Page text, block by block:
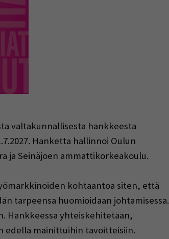
valtakunnallisesta hankkeesta
Hanketta hallinnoi Oulun
ja Seinäjoen ammattikorkeakoulu.
kohtaantoa siten, että
tarpeensa huomioidaan johtamisessa.
Hankkeessa yhteiskehitetään,
edellä mainittuihin tavoitteisiin.